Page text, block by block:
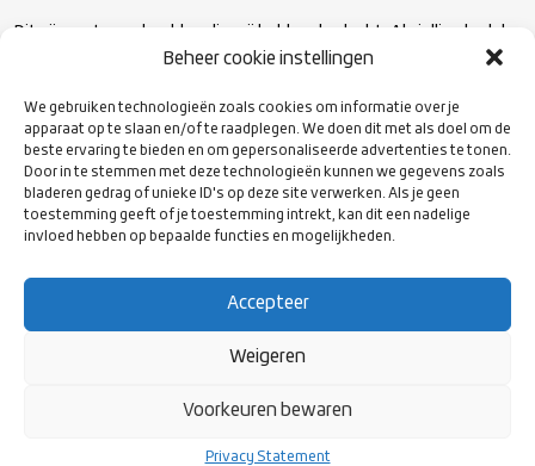
Beheer cookie instellingen
We gebruiken technologieën zoals cookies om informatie over je
apparaat op te slaan en/of te raadplegen. We doen dit met als doel om de
beste ervaring te bieden en om gepersonaliseerde advertenties te tonen.
Door in te stemmen met deze technologieën kunnen we gegevens zoals
bladeren gedrag of unieke ID's op deze site verwerken. Als je geen
toestemming geeft of je toestemming intrekt, kan dit een nadelige
invloed hebben op bepaalde functies en mogelijkheden.
Accepteer
Weigeren
Voorkeuren bewaren
Privacy Statement
Dit zijn wat voorbeelden die wij hebben bedacht. Als jullie als club
zelf goeie ideeën hebben dan is dat alleen maar leuk! Wij zijn
weekend!